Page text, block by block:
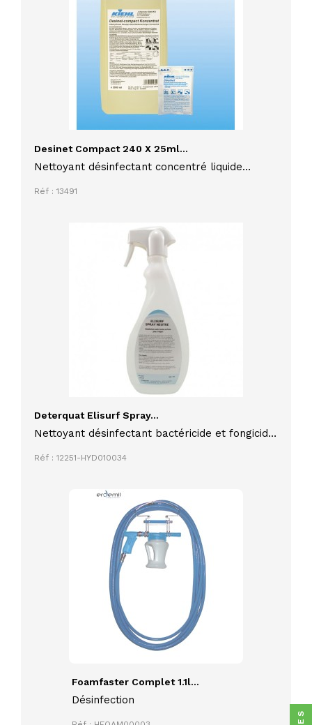
Desinet Compact 240 X 25ml...
Nettoyant désinfectant concentré liquide
dosettes pour les sols, murs, plafonds et
Réf : 13491
Deterquat Elisurf Spray...
Nettoyant désinfectant bactéricide et fongicide
l'emploi 750 ml
Réf : 12251-HYD010034
Foamfaster Complet 1.1l...
Désinfection